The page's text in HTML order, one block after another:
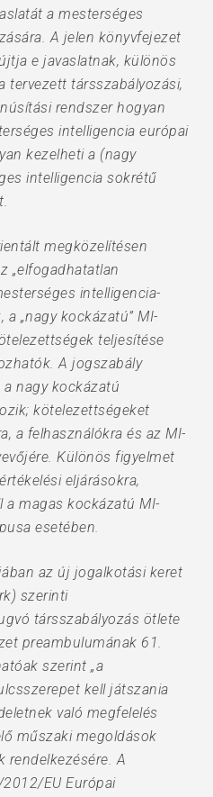
a mesterséges
A jelen könyvfejezet
e javaslatnak, különös
tervezett társszabályozási,
rendszer hogyan
intelligencia európai
kezelheti a (nagy
intelligencia sokrétű
megközelítésen
„elfogadhatatlan
intelligencia-
„nagy kockázatú” MI-
teljesítése
A jogszabály
nagy kockázatú
kötelezettségeket
a felhasználókra és az MI-
Különös figyelmet
eljárásokra,
a magas kockázatú MI-
esetében.
az új jogalkotási keret
szerinti
társszabályozás ötlete
preambulumának 61.
szerint „a
kell játszania
való megfelelés
műszaki megoldások
rendelkezésére. A
EU Európai